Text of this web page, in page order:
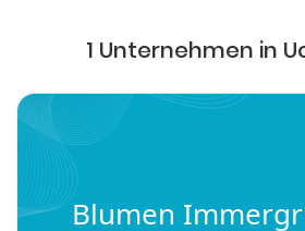
1 Unternehmen in
Blumen